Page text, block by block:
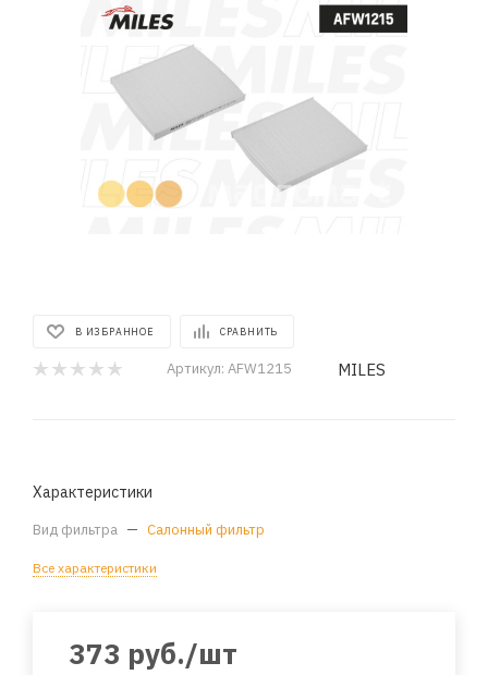
В ИЗБРАННОЕ СРАВНИТЬ
Артикул: AFW1215 MILES
Характеристики
Вид фильтра — Салонный фильтр
Все характеристики
373 руб./шт